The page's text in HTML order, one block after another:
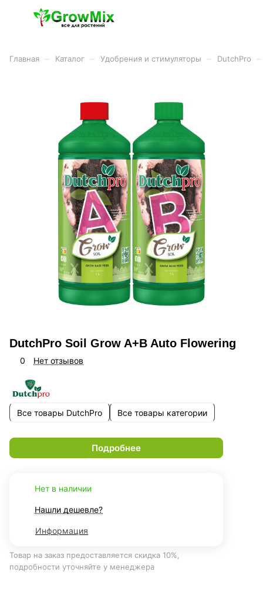
Главная Каталог Удобрения и стимуляторы DutchPro
DutchPro Soil Grow A+B Auto Flowering
0 Нет отзывов
Все товары DutchPro Все товары категории
Подробнее
Нет в наличии
Нашли дешевле?
Информация
Товар на заказ предоставляется скидка 10%,
подробности уточняйте у менеджера